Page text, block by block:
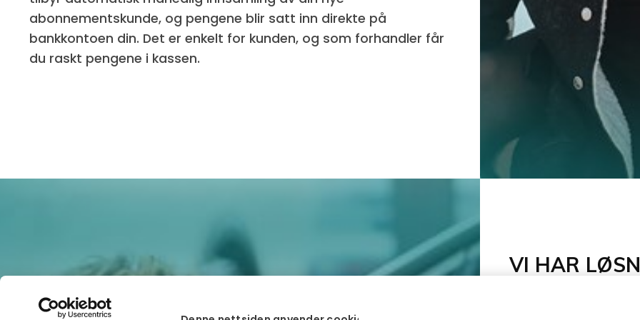
abonnementskunde, og pengene blir satt inn direkte på
bankkontoen din. Det er enkelt for kunden, og som forhandler får
du raskt pengene i kassen.
VI HAR
Hos oss får du